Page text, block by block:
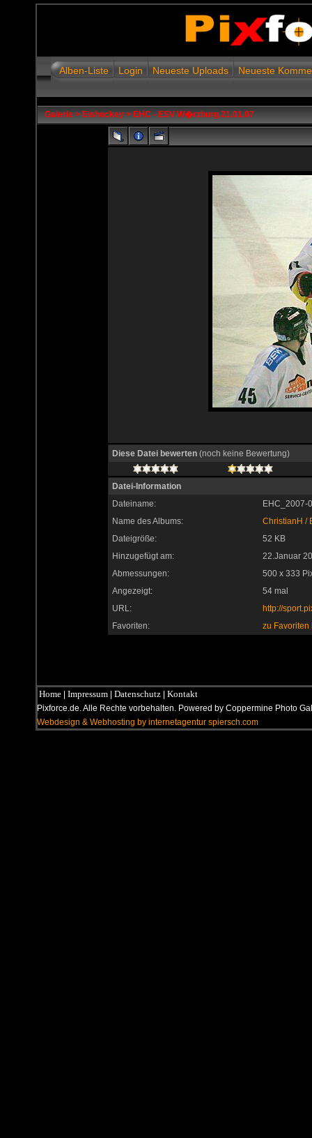
Alben-Liste Login Neueste Uploads Neueste
Galerie > Eishockey > EHC - ESV W�rzburg 21.01.07
Diese Datei bewerten(noch keine Bewertung)
Datei-Information
Dateiname:
EHC_2007-
Name des Albums:
ChristianH /
Dateigröße:
52 KB
Hinzugefügt am:
22.Januar
Abmessungen:
500 x 333
Angezeigt:
54 mal
URL:
http://
Favoriten:
zu Favoriten
Home | Impressum | Datenschutz | Kontakt
Pixforce.de. Alle Rechte vorbehalten. Powered by Coppermine Photo
Webdesign & Webhosting by internetagentur spiersch.com